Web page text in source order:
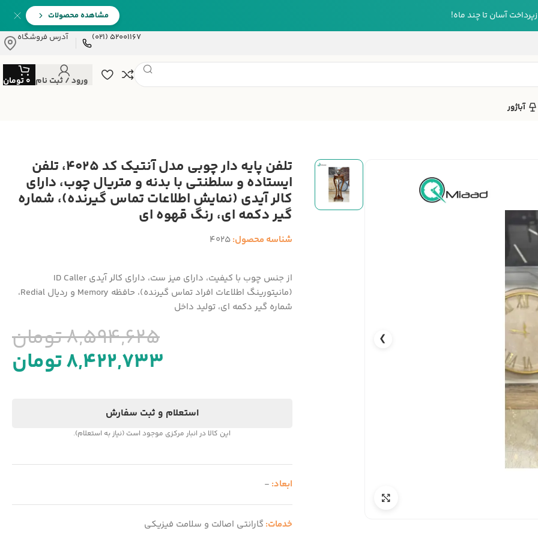
آسان تا چند ماه!
مشاهده محصولات
52001167 (021)
آدرس فروشگاه
ورود / ثبت نام 0تومان
آباژور
❯
تلفن پایه دار چوبی مدل آنتیک کد 4025، تلفن
ایستاده و سلطنتی با بدنه و متریال چوب، دارای
کالر آیدی (نمایش اطلاعات تماس گیرنده)، شماره
گیر دکمه ای، رنگ قهوه ای
شناسه محصول:4025
از جنس چوب با کیفیت، دارای میز ست، دارای کالر آیدی ID Caller
(مانیتورینگ اطلاعات افراد تماس گیرنده)، حافظه Memory و ردیال Redial،
شماره گیر دکمه ای، تولید داخل
8,594,625تومان
8,422,733تومان
استعلام و ثبت سفارش
این کالا در انبار مرکزی موجود است (نیاز به استعلام).
ابعاد: -
خدمات: گارانتی اصالت و سلامت فیزیکی